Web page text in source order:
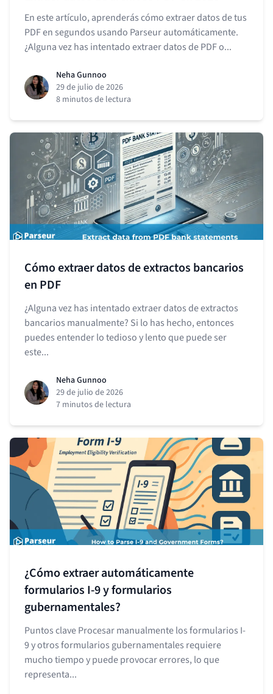
En este artículo, aprenderás cómo extraer datos de tus
PDF en segundos usando Parseur automáticamente.
¿Alguna vez has intentado extraer datos de PDF o...
Neha Gunnoo
29 de julio de 2026
8 minutos de lectura
Cómo extraer datos de extractos bancarios
en PDF
¿Alguna vez has intentado extraer datos de extractos
bancarios manualmente? Si lo has hecho, entonces
puedes entender lo tedioso y lento que puede ser
este...
Neha Gunnoo
29 de julio de 2026
7 minutos de lectura
¿Cómo extraer automáticamente
formularios I-9 y formularios
gubernamentales?
Puntos clave Procesar manualmente los formularios I-
9 y otros formularios gubernamentales requiere
mucho tiempo y puede provocar errores, lo que
representa...